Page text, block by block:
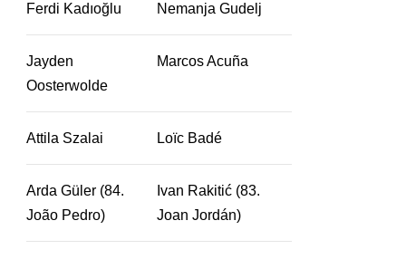
Ferdi Kadıoğlu Nemanja Gudelj
Jayden
Oosterwolde
Marcos Acuña
Attila Szalai Loïc Badé
Arda Güler (84.
João Pedro)
Ivan Rakitić (83.
Joan Jordán)